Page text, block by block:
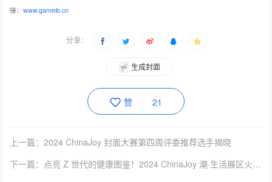
接：www.gameib.cn
分享：
生成封面
赞 21
上一篇：2024 ChinaJoy 封面大赛第四周评委推荐选手揭晓
下一篇：点亮 Z 世代的健康图鉴！2024 ChinaJoy 潮·生活展区火热招商中